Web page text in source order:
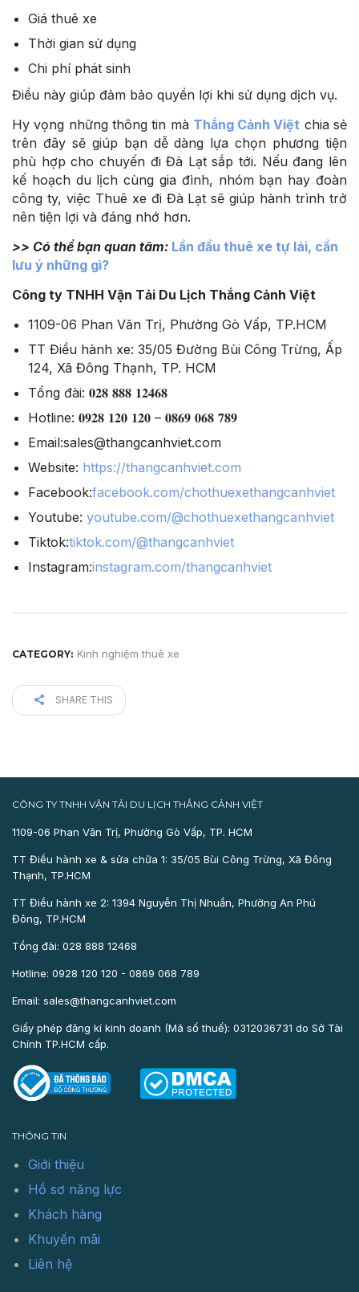
Giá thuê xe
Thời gian sử dụng
Chi phí phát sinh
Điều này giúp đảm bảo quyền lợi khi sử dụng dịch vụ.
Hy vọng những thông tin mà Thắng Cảnh Việt chia sẻ
trên đây sẽ giúp bạn dễ dàng lựa chọn phương tiện
phù hợp cho chuyến đi Đà Lạt sắp tới. Nếu đang lên
kế hoạch du lịch cùng gia đình, nhóm bạn hay đoàn
công ty, việc Thuê xe đi Đà Lạt sẽ giúp hành trình trở
nên tiện lợi và đáng nhớ hơn.
>> Có thể bạn quan tâm: Lần đầu thuê xe tự lái, cần
lưu ý những gì?
Công ty TNHH Vận Tải Du Lịch Thắng Cảnh Việt
1109-06 Phan Văn Trị, Phường Gò Vấp, TP.HCM
TT Điều hành xe: 35/05 Đường Bùi Công Trừng, Ấp
124, Xã Đông Thạnh, TP. HCM
Tổng đài: 𝟎𝟐𝟖 𝟖𝟖𝟖 𝟏𝟐𝟒𝟔𝟖
Hotline: 𝟎𝟗𝟐𝟖 𝟏𝟐𝟎 𝟏𝟐𝟎 – 𝟎𝟖𝟔𝟗 𝟎𝟔𝟖 𝟕𝟖𝟗
Email:sales@thangcanhviet.com
Website: https://thangcanhviet.com
Facebook:facebook.com/chothuexethangcanhviet
Youtube: youtube.com/@chothuexethangcanhviet
Tiktok:tiktok.com/@thangcanhviet
Instagram:instagram.com/thangcanhviet
CATEGORY: Kinh nghiệm thuê xe
SHARE THIS
CÔNG TY TNHH VẬN TẢI DU LỊCH THẮNG CẢNH VIỆT
1109-06 Phan Văn Trị, Phường Gò Vấp, TP. HCM
TT Điều hành xe & sửa chữa 1: 35/05 Bùi Công Trừng, Xã Đông
Thạnh, TP.HCM
TT Điều hành xe 2: 1394 Nguyễn Thị Nhuần, Phường An Phú
Đông, TP.HCM
Tổng đài: 028 888 12468
Hotline: 0928 120 120 - 0869 068 789
Email: sales@thangcanhviet.com
Giấy phép đăng kí kinh doanh (Mã số thuế): 0312036731 do Sở Tài
Chính TP.HCM cấp.
THÔNG TIN
Giới thiệu
Hồ sơ năng lực
Khách hàng
Khuyến mãi
Liên hệ